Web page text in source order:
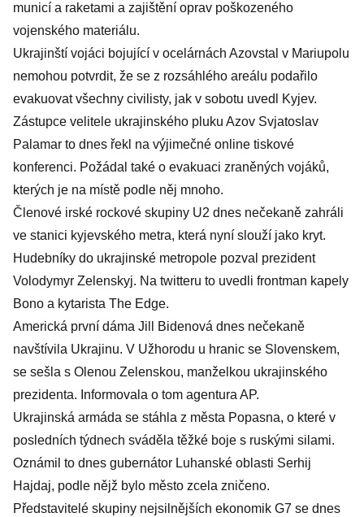
municí a raketami a zajištění oprav poškozeného
vojenského materiálu.
Ukrajinští vojáci bojující v ocelárnách Azovstal v Mariupolu
nemohou potvrdit, že se z rozsáhlého areálu podařilo
evakuovat všechny civilisty, jak v sobotu uvedl Kyjev.
Zástupce velitele ukrajinského pluku Azov Svjatoslav
Palamar to dnes řekl na výjimečné online tiskové
konferenci. Požádal také o evakuaci zraněných vojáků,
kterých je na místě podle něj mnoho.
Členové irské rockové skupiny U2 dnes nečekaně zahráli
ve stanici kyjevského metra, která nyní slouží jako kryt.
Hudebníky do ukrajinské metropole pozval prezident
Volodymyr Zelenskyj. Na twitteru to uvedli frontman kapely
Bono a kytarista The Edge.
Americká první dáma Jill Bidenová dnes nečekaně
navštívila Ukrajinu. V Užhorodu u hranic se Slovenskem,
se sešla s Olenou Zelenskou, manželkou ukrajinského
prezidenta. Informovala o tom agentura AP.
Ukrajinská armáda se stáhla z města Popasna, o které v
posledních týdnech sváděla těžké boje s ruskými silami.
Oznámil to dnes gubernátor Luhanské oblasti Serhij
Hajdaj, podle nějž bylo město zcela zničeno.
Představitelé skupiny nejsilnějších ekonomik G7 se dnes